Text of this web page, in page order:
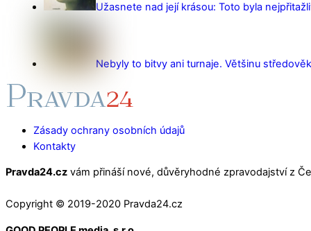
Užasnete nad její krásou: Toto byla
Nebyly to bitvy ani turnaje. Většinu
Zásady ochrany osobních údajů
Kontakty
Pravda24.cz vám přináší nové, důvěryhodné zpravodajství z
Copyright © 2019-2020 Pravda24.cz